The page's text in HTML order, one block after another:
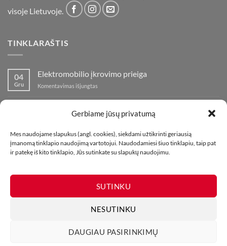
Gerbiame jūsų privatumą
Mes naudojame slapukus (angl. cookies), siekdami užtikrinti geriausią
įmanomą tinklapio naudojimą vartotojui. Naudodamiesi šiuo tinklapiu, taip pat
ir patekę iš kito tinklapio, Jūs sutinkate su slapukų naudojimu.
SUTINKU
NESUTINKU
DAUGIAU PASIRINKIMŲ
visoje Lietuvoje.
TINKLARAŠTIS
04
Gru
Elektromobilio įkrovimo prieiga
Komentavimas išjungtas
prieiga
įraše
fejerverkų
parduotuvė
Klaipedoje!
01
Lap
Kaip fotografuoti fejerverkus
Komentavimas išjungtasįraše
MŪSŲ PARDUOTUVĖS KONTAKTAI TINKLARAŠTIS